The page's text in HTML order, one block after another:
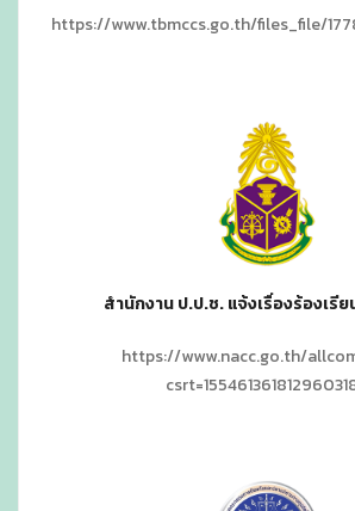
https://www.tbmccs.go.th/files_file/
สำนักงาน ป.ป.ช. แจ้งเรื่องร้องเรี
https://www.nacc.go.th/